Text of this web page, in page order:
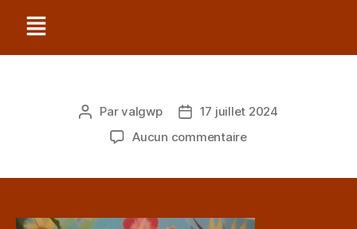
Parvalgwp
17 juillet 2024
Aucun commentaire